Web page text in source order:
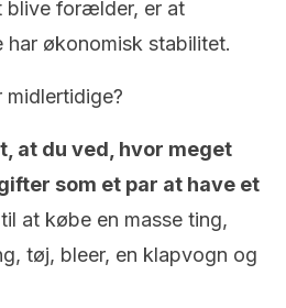
blive forælder, er at
har økonomisk stabilitet.
midlertidige?
at du ved, hvor meget
som et par at have et
at købe en masse ting,
tøj, bleer, en klapvogn og